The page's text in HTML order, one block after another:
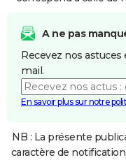
A ne pas
Recevez nos
mail.
En savoir plus sur notre
NB : La présente
caractère de